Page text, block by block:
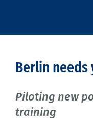
Berlin needs
Piloting new
training